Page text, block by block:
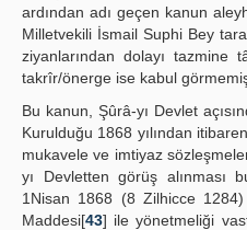
ardından adı geçen kanun
Milletvekili İsmail Suphi Bey
ziyanlarından dolayı tazmine
takrîr/önerge ise kabul
Bu kanun, Şûrâ-yı Devlet
Kurulduğu 1868 yılından
mukavele ve imtiyaz
yı Devletten görüş alınması
1Nisan 1868 (8 Zilhicce
Maddesi[43] ile yönetmeliği